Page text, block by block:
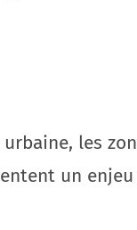
les
un enjeu